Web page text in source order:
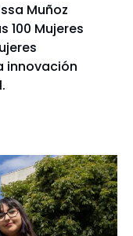
Muñoz
100 Mujeres
innovación